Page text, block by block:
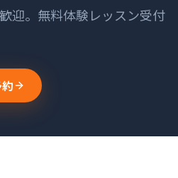
迎。無料体験レッスン受付